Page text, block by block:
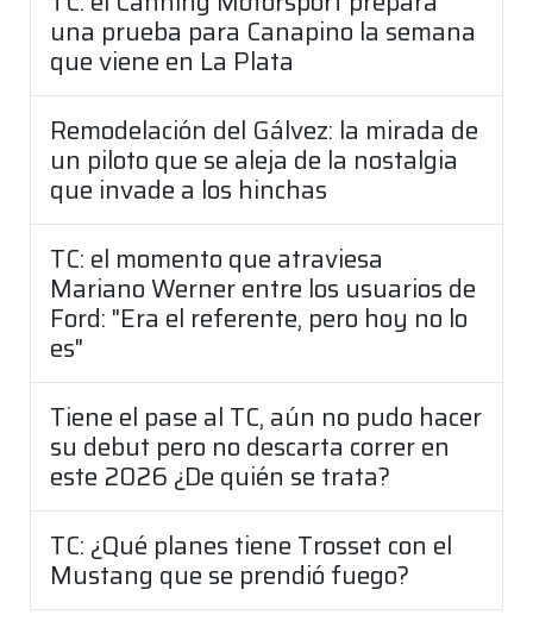
una prueba para Canapino la semana
que viene en La Plata
Remodelación del Gálvez: la mirada de
un piloto que se aleja de la nostalgia
que invade a los hinchas
TC: el momento que atraviesa
Mariano Werner entre los usuarios de
Ford: "Era el referente, pero hoy no lo
es"
Tiene el pase al TC, aún no pudo hacer
su debut pero no descarta correr en
este 2026 ¿De quién se trata?
TC: ¿Qué planes tiene Trosset con el
Mustang que se prendió fuego?